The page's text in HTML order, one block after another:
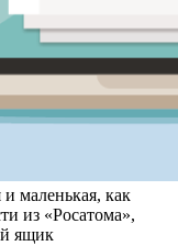
и маленькая, как
из «Росатома»,
ящик